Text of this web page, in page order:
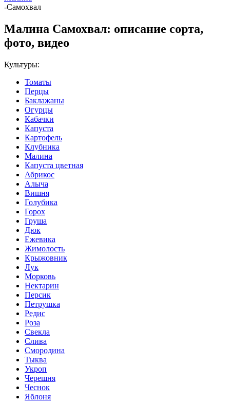
-Самохвал
Малина Самохвал: описание сорта,
фото, видео
Культуры:
Томаты
Перцы
Баклажаны
Огурцы
Кабачки
Капуста
Картофель
Клубника
Малина
Капуста цветная
Абрикос
Алыча
Вишня
Голубика
Горох
Груша
Дюк
Ежевика
Жимолость
Крыжовник
Лук
Морковь
Нектарин
Персик
Петрушка
Редис
Роза
Свекла
Слива
Смородина
Тыква
Укроп
Черешня
Чеснок
Яблоня